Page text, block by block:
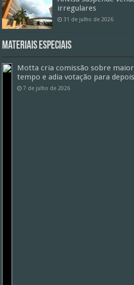
irregulares
31 de julho de 2026
Materiais especiais
Motta cria comissão sobre
tempo e adia votação para
7 de julho de 2026